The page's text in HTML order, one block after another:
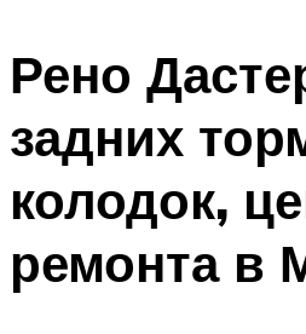
Рено
задних
колодок,
ремонта в